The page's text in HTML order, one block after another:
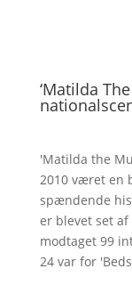
‘Matilda
'Matilda the
2010 været en
spændende
er blevet set
modtaget 99
24 var for